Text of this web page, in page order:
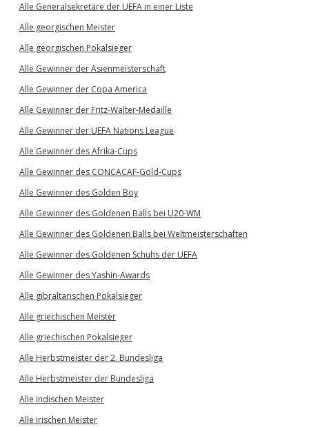
Alle Generalsekretäre der UEFA in einer Liste
Alle georgischen Meister
Alle georgischen Pokalsieger
Alle Gewinner der Asienmeisterschaft
Alle Gewinner der Copa America
Alle Gewinner der Fritz-Walter-Medaille
Alle Gewinner der UEFA Nations League
Alle Gewinner des Afrika-Cups
Alle Gewinner des CONCACAF-Gold-Cups
Alle Gewinner des Golden Boy
Alle Gewinner des Goldenen Balls bei U20-WM
Alle Gewinner des Goldenen Balls bei Weltmeisterschaften
Alle Gewinner des Goldenen Schuhs der UEFA
Alle Gewinner des Yashin-Awards
Alle gibraltarischen Pokalsieger
Alle griechischen Meister
Alle griechischen Pokalsieger
Alle Herbstmeister der 2. Bundesliga
Alle Herbstmeister der Bundesliga
Alle indischen Meister
Alle irischen Meister